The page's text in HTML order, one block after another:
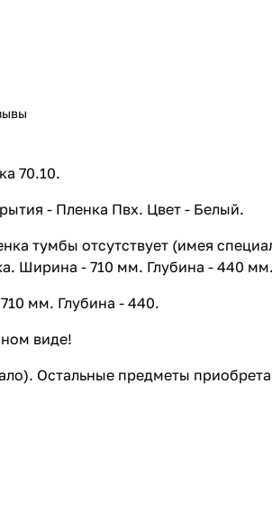
70.10.
- Пленка Пвх. Цвет - Белый.
тумбы отсутствует (имея
Ширина - 710 мм. Глубина - 440
мм. Глубина - 440.
виде!
Остальные предметы